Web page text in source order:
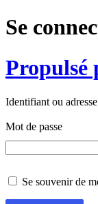
Se
Propulsé
Identifiant ou
Mot de passe
Se souvenir de